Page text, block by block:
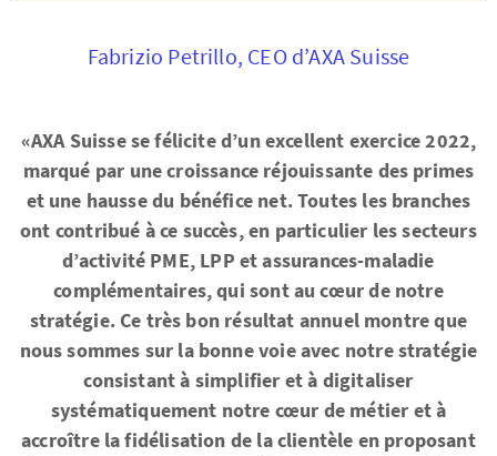
Fabrizio Petrillo, CEO d’AXA Suisse
«AXA Suisse se félicite d’un excellent exercice 2022,
marqué par une croissance réjouissante des primes
et une hausse du bénéfice net. Toutes les branches
ont contribué à ce succès, en particulier les secteurs
d’activité PME, LPP et assurances-maladie
complémentaires, qui sont au cœur de notre
stratégie. Ce très bon résultat annuel montre que
nous sommes sur la bonne voie avec notre stratégie
consistant à simplifier et à digitaliser
systématiquement notre cœur de métier et à
accroître la fidélisation de la clientèle en proposant